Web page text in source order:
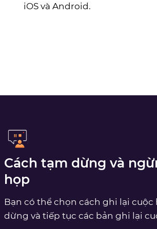
iOS và Android.
Cách tạm dừng và
họp
Bạn có thể chọn cách ghi lại
dừng và tiếp tục các bản ghi lại